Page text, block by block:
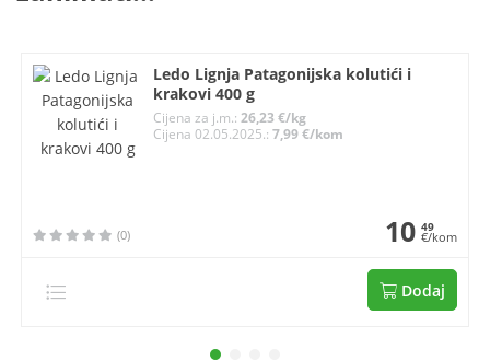
Ledo Lignja Patagonijska kolutići i
krakovi 400 g
Cijena za j.m.:26,23 €/kg
Cijena 02.05.2025.:7,99 €/kom
(0) 10 49
€/kom
Dodaj